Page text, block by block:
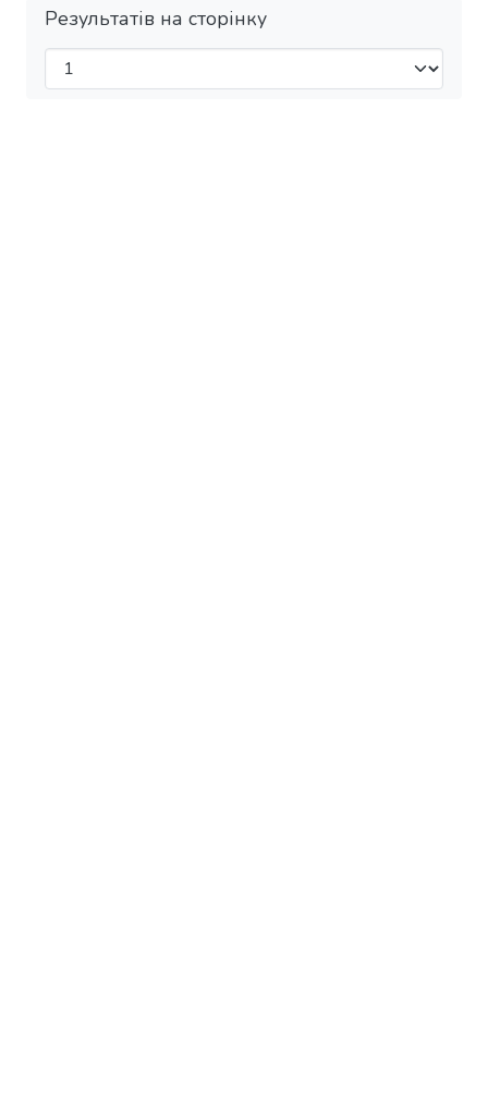
Результатів на сторінку